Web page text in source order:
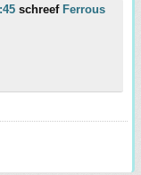
schreef Ferrous